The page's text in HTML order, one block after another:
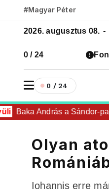
#Magyar Péter
2026. augusztus 08. -
0 / 24
0 / 24
Baka András a Sándor-
Olyan
Iohannis erre